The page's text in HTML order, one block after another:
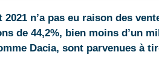
n’a pas eu raison des
de 44,2%, bien moins d’un
Dacia, sont parvenues à